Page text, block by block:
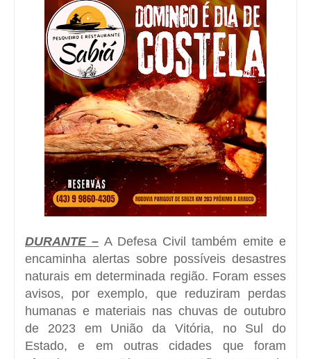
DURANTE – A Defesa Civil também emite e
encaminha alertas sobre possíveis desastres
naturais em determinada região. Foram esses
avisos, por exemplo, que reduziram perdas
humanas e materiais nas chuvas de outubro
de 2023 em União da Vitória, no Sul do
Estado, e em outras cidades que foram